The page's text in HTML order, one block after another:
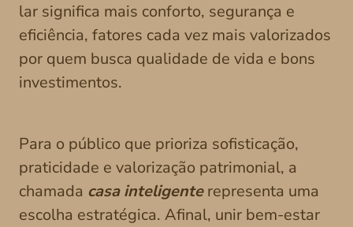
lar significa mais conforto, segurança e
eficiência, fatores cada vez mais valorizados
por quem busca qualidade de vida e bons
investimentos.
Para o público que prioriza sofisticação,
praticidade e valorização patrimonial, a
chamada casa inteligenterepresenta uma
escolha estratégica. Afinal, unir bem-estar